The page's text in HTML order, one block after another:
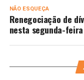
NÃO ESQUEÇA
Renegociação de
nesta segunda-